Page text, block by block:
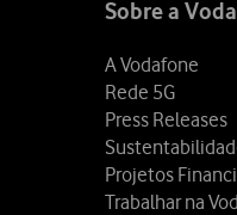
Sobre a
A Vodafone
Rede 5G
Press Releases
Projetos
Trabalhar na